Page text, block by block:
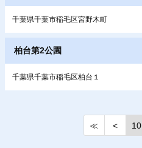
千葉県千葉市稲毛区宮野木町
柏台第2公園
千葉県千葉市稲毛区柏台１
≪ < 10